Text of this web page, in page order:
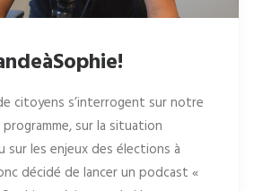
citoyens s’interrogent sur notre
sur la situation
sur les enjeux des élections à
décidé de lancer un podcast «